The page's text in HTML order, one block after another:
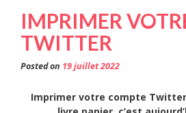
IMPRIMER
TWITTER
Posted on 19 juillet 2022
Imprimer votre compte